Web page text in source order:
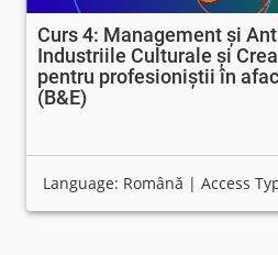
Curs 4: Management și
Industriile Culturale și
pentru profesioniștii în
(B&E)
Language: Română | Access